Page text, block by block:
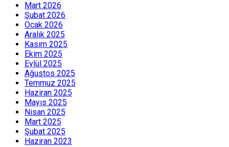
Mart 2026
Şubat 2026
Ocak 2026
Aralık 2025
Kasım 2025
Ekim 2025
Eylül 2025
Ağustos 2025
Temmuz 2025
Haziran 2025
Mayıs 2025
Nisan 2025
Mart 2025
Şubat 2025
Haziran 2023